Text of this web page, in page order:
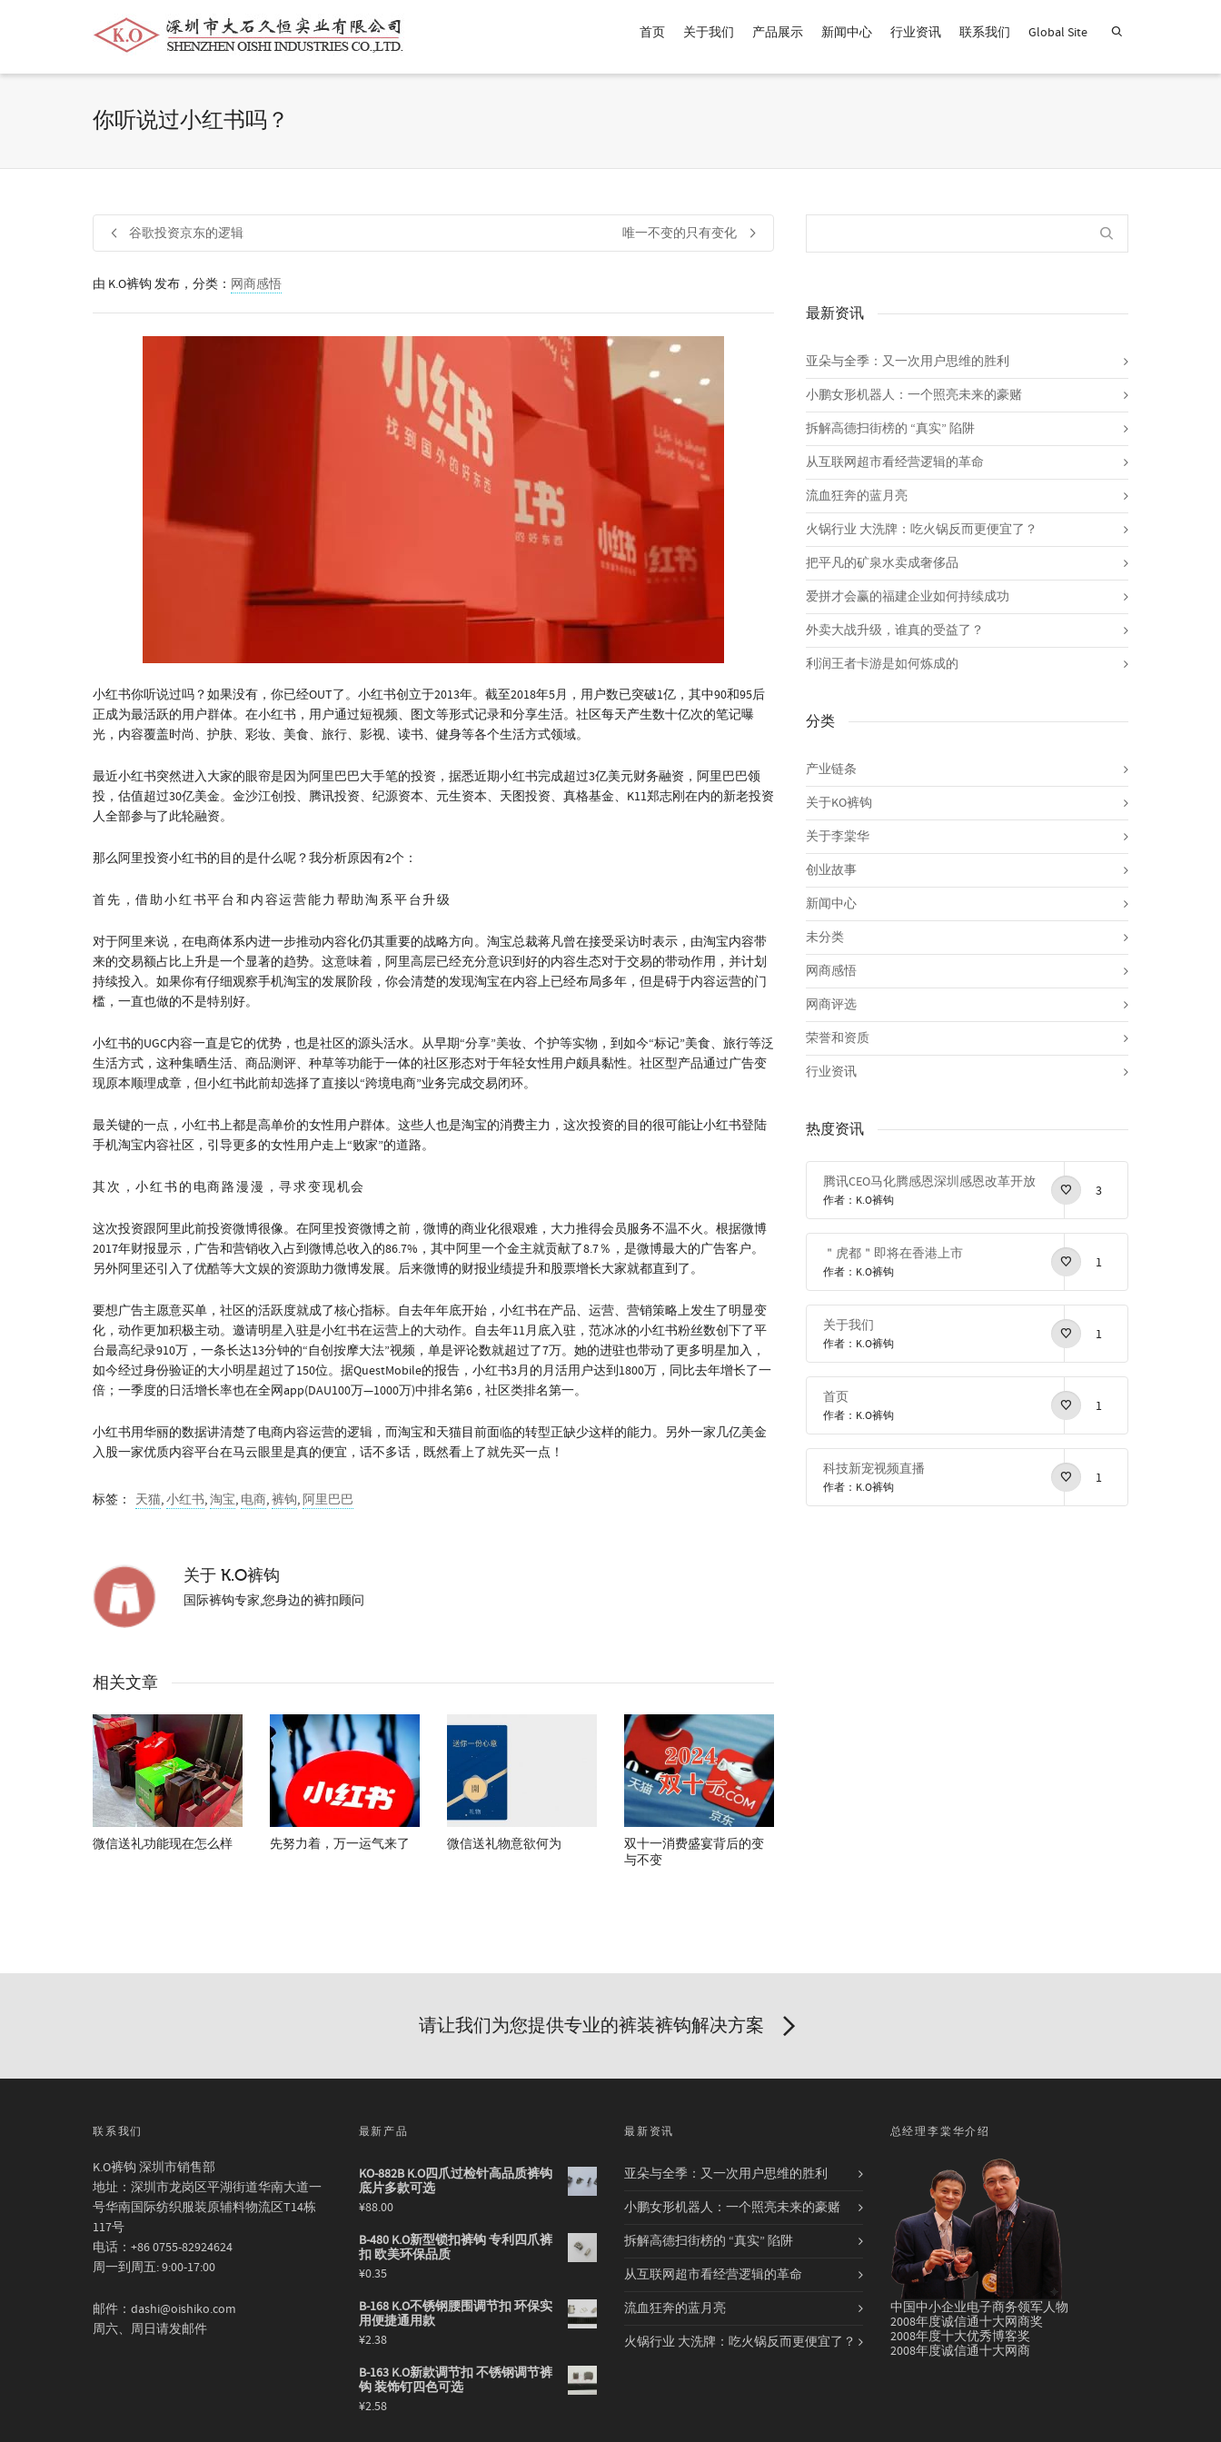
帮我查找新的衬衫尺码中号价格介于 商品，品牌为 默认品牌 .
首页 关于我们 产品展示 新闻中心 行业资讯 联系我们 Global Site
你听说过小红书吗？
谷歌投资京东的逻辑 唯一不变的只有变化
由 K.O裤钩 发布，分类： 网商感悟
小红书你听说过吗？如果没有，你已经OUT了。小红书创立于2013年。截至2018年5月，用户数已突破1亿，其中90和95后
正成为最活跃的用户群体。在小红书，用户通过短视频、图文等形式记录和分享生活。社区每天产生数十亿次的笔记曝
光，内容覆盖时尚、护肤、彩妆、美食、旅行、影视、读书、健身等各个生活方式领域。
最近小红书突然进入大家的眼帘是因为阿里巴巴大手笔的投资，据悉近期小红书完成超过3亿美元财务融资，阿里巴巴领
投，估值超过30亿美金。金沙江创投、腾讯投资、纪源资本、元生资本、天图投资、真格基金、K11郑志刚在内的新老投资
人全部参与了此轮融资。
那么阿里投资小红书的目的是什么呢？我分析原因有2个：
首先，借助小红书平台和内容运营能力帮助淘系平台升级
对于阿里来说，在电商体系内进一步推动内容化仍其重要的战略方向。淘宝总裁蒋凡曾在接受采访时表示，由淘宝内容带
来的交易额占比上升是一个显著的趋势。这意味着，阿里高层已经充分意识到好的内容生态对于交易的带动作用，并计划
持续投入。如果你有仔细观察手机淘宝的发展阶段，你会清楚的发现淘宝在内容上已经布局多年，但是碍于内容运营的门
槛，一直也做的不是特别好。
小红书的UGC内容一直是它的优势，也是社区的源头活水。从早期“分享”美妆、个护等实物，到如今“标记”美食、旅行等泛
生活方式，这种集晒生活、商品测评、种草等功能于一体的社区形态对于年轻女性用户颇具黏性。社区型产品通过广告变
现原本顺理成章，但小红书此前却选择了直接以“跨境电商”业务完成交易闭环。
最关键的一点，小红书上都是高单价的女性用户群体。这些人也是淘宝的消费主力，这次投资的目的很可能让小红书登陆
手机淘宝内容社区，引导更多的女性用户走上“败家”的道路。
其次，小红书的电商路漫漫，寻求变现机会
这次投资跟阿里此前投资微博很像。在阿里投资微博之前，微博的商业化很艰难，大力推得会员服务不温不火。根据微博
2017年财报显示，广告和营销收入占到微博总收入的86.7%，其中阿里一个金主就贡献了8.7％，是微博最大的广告客户。
另外阿里还引入了优酷等大文娱的资源助力微博发展。后来微博的财报业绩提升和股票增长大家就都直到了。
要想广告主愿意买单，社区的活跃度就成了核心指标。自去年年底开始，小红书在产品、运营、营销策略上发生了明显变
化，动作更加积极主动。邀请明星入驻是小红书在运营上的大动作。自去年11月底入驻，范冰冰的小红书粉丝数创下了平
台最高纪录910万，一条长达13分钟的“自创按摩大法”视频，单是评论数就超过了7万。她的进驻也带动了更多明星加入，
如今经过身份验证的大小明星超过了150位。据QuestMobile的报告，小红书3月的月活用户达到1800万，同比去年增长了一
倍；一季度的日活增长率也在全网app(DAU100万—1000万)中排名第6，社区类排名第一。
小红书用华丽的数据讲清楚了电商内容运营的逻辑，而淘宝和天猫目前面临的转型正缺少这样的能力。另外一家几亿美金
入股一家优质内容平台在马云眼里是真的便宜，话不多话，既然看上了就先买一点！
标签： 天猫,小红书,淘宝, 电商,裤钩, 阿里巴巴
关于 K.O裤钩
国际裤钩专家,您身边的裤扣顾问
相关文章
微信送礼功能现在怎么样 先努力着，万一运气来了 微信送礼物意欲何为
双十一消费盛宴背后的变
与不变
最新资讯
亚朵与全季：又一次用户思维的胜利
小鹏女形机器人：一个照亮未来的豪赌
拆解高德扫街榜的 “真实” 陷阱
从互联网超市看经营逻辑的革命
流血狂奔的蓝月亮
火锅行业 大洗牌：吃火锅反而更便宜了？
把平凡的矿泉水卖成奢侈品
爱拼才会赢的福建企业如何持续成功
外卖大战升级，谁真的受益了？
利润王者卡游是如何炼成的
分类
产业链条
关于KO裤钩
关于李棠华
创业故事
新闻中心
未分类
网商感悟
网商评选
荣誉和资质
行业资讯
热度资讯
腾讯CEO马化腾感恩深圳感恩改革开放
作者：K.O裤钩
3
＂虎都＂即将在香港上市
作者：K.O裤钩
1
关于我们
作者：K.O裤钩
1
首页
作者：K.O裤钩
1
科技新宠视频直播
作者：K.O裤钩
1
请让我们为您提供专业的裤装裤钩解决方案
联系我们
K.O裤钩 深圳市销售部
地址：深圳市龙岗区平湖街道华南大道一
号华南国际纺织服装原辅料物流区T14栋
117号
电话：+86 0755-82924624
周一到周五: 9:00-17:00
邮件：dashi@oishiko.com
周六、周日请发邮件
最新产品
KO-882B K.O四爪过检针高品质裤钩
底片多款可选
¥88.00
B-480 K.O新型锁扣裤钩 专利四爪裤
扣 欧美环保品质
¥0.35
B-168 K.O不锈钢腰围调节扣 环保实
用便捷通用款
¥2.38
B-163 K.O新款调节扣 不锈钢调节裤
钩 装饰钉四色可选
¥2.58
最新资讯
亚朵与全季：又一次用户思维的胜利
小鹏女形机器人：一个照亮未来的豪赌
拆解高德扫街榜的 “真实” 陷阱
从互联网超市看经营逻辑的革命
流血狂奔的蓝月亮
火锅行业 大洗牌：吃火锅反而更便宜了？
总经理李棠华介绍
中国中小企业电子商务领军人物
2008年度诚信通十大网商奖
2008年度十大优秀博客奖
2008年度诚信通十大网商